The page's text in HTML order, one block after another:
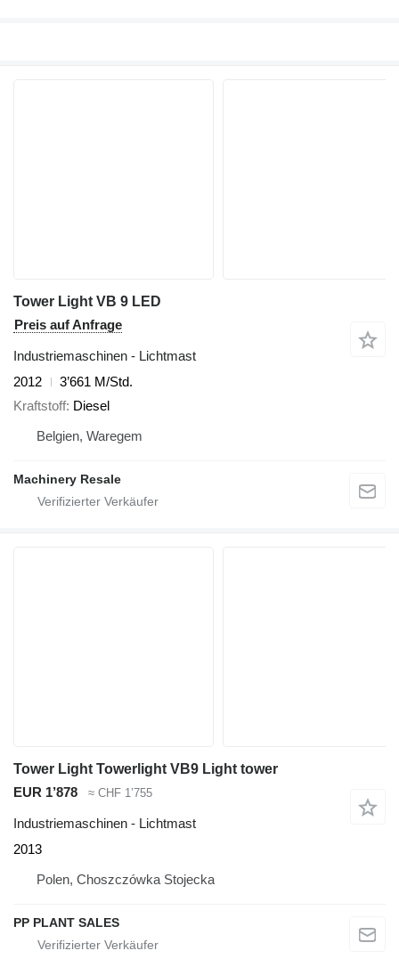
Tower Light VB 9 LED
Preis auf Anfrage
Industriemaschinen - Lichtmast
2012
3’661 M/Std.
Kraftstoff Diesel
Belgien, Waregem
Machinery Resale
Tower Light Towerlight VB9 Light tower
EUR 1’878
≈ CHF 1’755
Industriemaschinen - Lichtmast
2013
Polen, Choszczówka Stojecka
PP PLANT SALES